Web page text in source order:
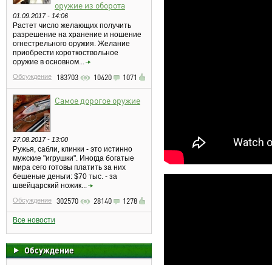
оружие из оборота
01.09.2017 - 14:06
Растет число желающих получить
разрешение на хранение и ношение
огнестрельного оружия. Желание
приобрести короткоствольное
оружие в основном...
Обсуждение 183703 10420 1071
Самое дорогое оружие
27.08.2017 - 13:00
Ружья, сабли, клинки - это истинно
мужские "игрушки". Иногда богатые
мира сего готовы платить за них
бешеные деньги: $70 тыс. - за
швейцарский ножик...
Обсуждение 302570 28140 1278
Все новости
Обсуждение